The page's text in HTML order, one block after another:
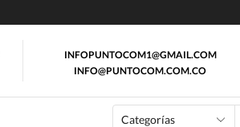
INFOPUNTOCOM1@GMAIL.COM
INFO@PUNTOCOM.COM.CO